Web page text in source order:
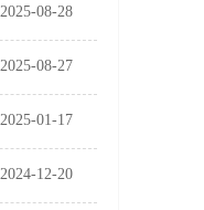
2025-08-28
2025-08-27
2025-01-17
2024-12-20